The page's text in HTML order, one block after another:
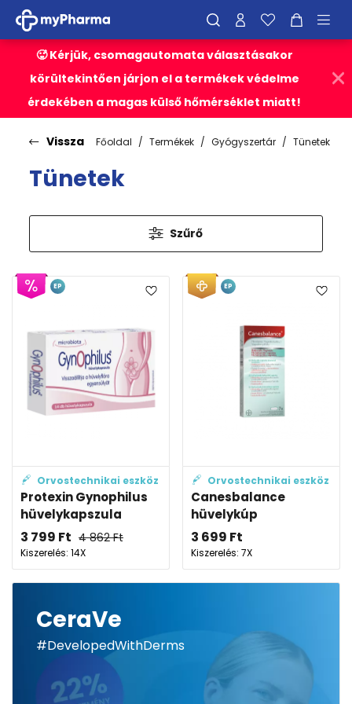
🥵 Kérjük, csomagautomata választásakor
körültekintően járjon el a termékek védelme
érdekében a magas külső hőmérséklet miatt!
Vissza Főoldal Termékek Gyógyszertár Tünetek
Tünetek
Szűrő
Orvostechnikai eszköz
Protexin Gynophilus
hüvelykapszula
3 799 Ft 4 862Ft
Kiszerelés: 14X
EP
Orvostechnikai eszköz
Canesbalance
hüvelykúp
3 699 Ft
Kiszerelés: 7X
EP
CeraVe
#DevelopedWithDerms